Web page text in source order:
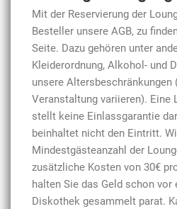
Mit der Reservierung der
Besteller unsere AGB, zu
Seite. Dazu gehören unter
Kleiderordnung, Alkohol- und
unsere Altersbeschränkungen
Veranstaltung variieren). Eine
stellt keine Einlassgarantie
beinhaltet nicht den Eintritt.
Mindestgästeanzahl der
zusätzliche Kosten von 30€
halten Sie das Geld schon vor
Diskothek gesammelt parat.